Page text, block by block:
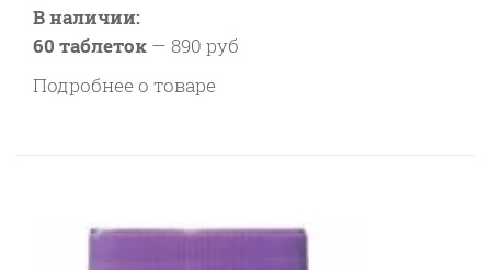
В наличии:
60 таблеток — 890 руб
Подробнее о товаре